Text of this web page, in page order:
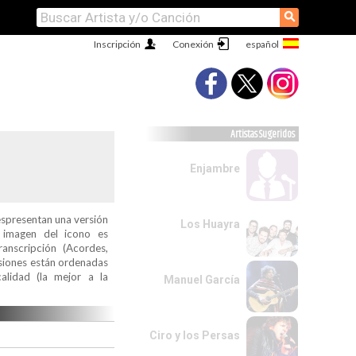
⚲
Conexión
Inscripción
una versión
del icono es
(Acordes,
están ordenadas
(la mejor a la
Artistas Sugeridos
Enjambre
Los Huayra
Manuel García
Ciro y los Persas